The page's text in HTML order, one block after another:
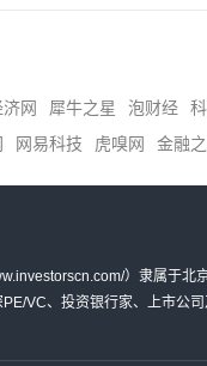
网 犀牛之星 泡财经
网易科技 虎嗅网 金融
）隶属于北
VC、投资银行家、上市公